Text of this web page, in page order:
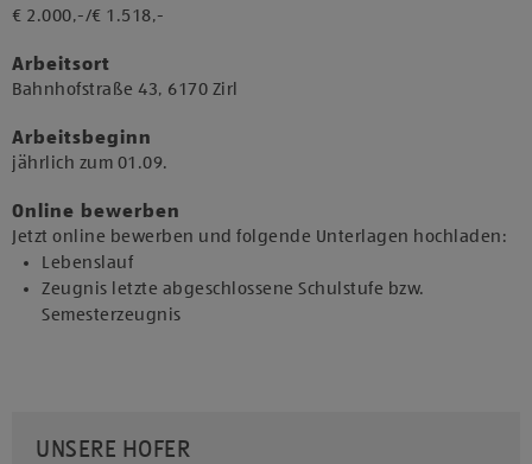
€ 2.000,-/€ 1.518,-
Arbeitsort
​Bahnhofstraße 43, 6170 Zirl​​
Arbeitsbeginn
jährlich zum 01.09.​
Online bewerben
Jetzt online bewerben und folgende Unterlagen hochladen:
Lebenslauf
Zeugnis letzte abgeschlossene Schulstufe bzw.
Semesterzeugnis
UNSERE HOFER